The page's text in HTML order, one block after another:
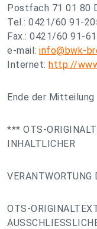
Postfach 71 01 80
Tel.: 0421/60 91-
Fax.: 0421/60 91-
e-mail: info@bwk-
Internet: http://
Ende der Mitteilung
*** OTS-
INHALTLICHER
VERANTWORTUNG
OTS-